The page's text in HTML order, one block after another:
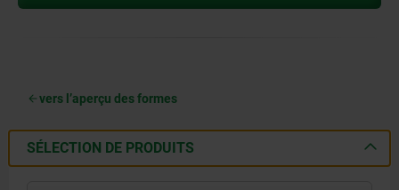
vers l’aperçu des formes
SÉLECTION DE PRODUITS